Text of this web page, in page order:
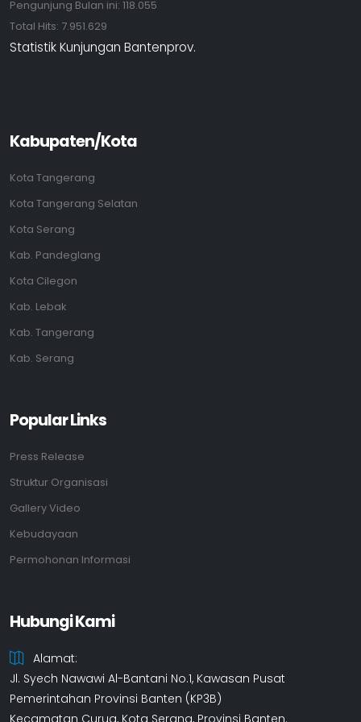
Pengunjung Bulan ini: 118.055
Total Hits: 7.951.629
Statistik Kunjungan Bantenprov.
Kabupaten/Kota
Kota Tangerang
Kota Tangerang Selatan
Kota Serang
Kab. Pandeglang
Kota Cilegon
Kab. Lebak
Kab. Tangerang
Kab. Serang
Popular Links
Press Release
Struktur Organisasi
Gallery Video
Kebudayaan
Permohonan Informasi
Hubungi Kami
Alamat:
Jl. Syech Nawawi Al-Bantani No.1, Kawasan Pusat
Pemerintahan Provinsi Banten (KP3B)
Kecamatan Curug, Kota Serang, Provinsi Banten.